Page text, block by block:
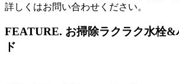
詳しくはお問い合わせください。
FEATURE. お掃除ラクラク水栓&
ド